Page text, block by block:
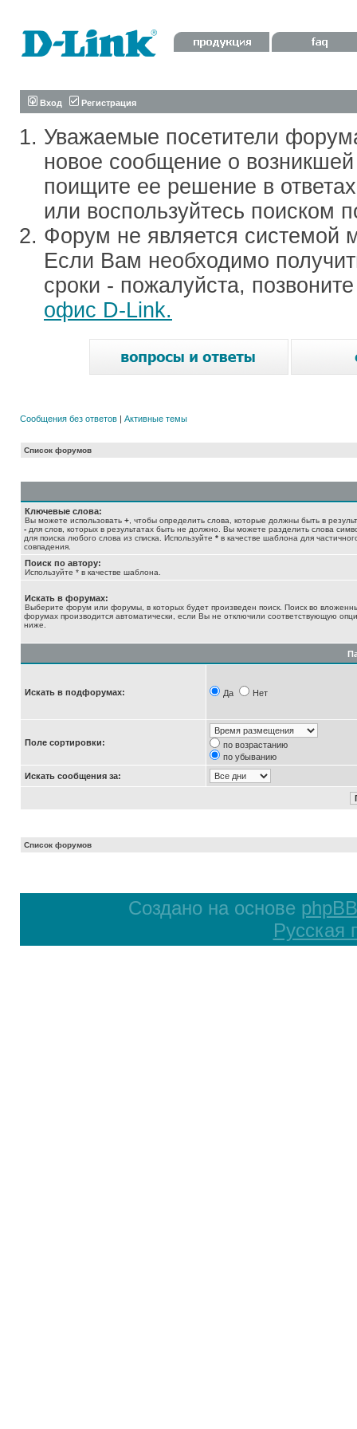
Вход Регистрация
Уважаемые посетители
новое сообщение о
поищите ее решение в
или воспользуйтесь поиском
Форум не является системой
Если Вам необходимо
сроки - пожалуйста,
офис D-Link.
Сообщения без ответов | Активные темы
Список форумов
Ключевые слова:
Вы можете использовать + , чтобы определить слова, которые должны быть в
- для слов, которых в результатах быть не должно. Вы можете разделить слова
для поиска любого слова из списка. Используйте * в качестве шаблона для
совпадения.
Поиск по автору:
Используйте * в качестве шаблона.
Искать в форумах:
Выберите форум или форумы, в которых будет произведен поиск. Поиск во
форумах производится автоматически, если Вы не отключили соответствующую
ниже.
Искать в подфорумах: Да Нет
Поле сортировки:
по возрастанию
по убыванию
Искать сообщения за:
Список форумов
Создано на основе phpBB
Русская